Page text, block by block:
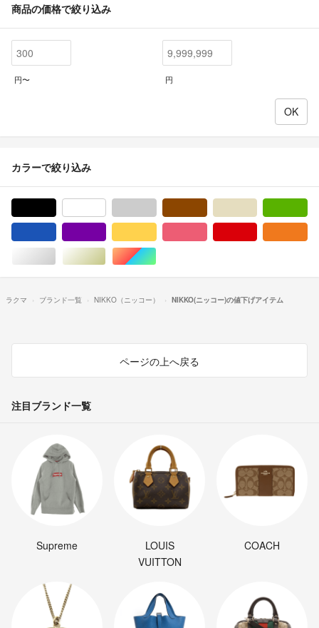
商品の価格で絞り込み
円〜 円
カラーで絞り込み
シルバー/銀色系ゴールド/金色系マルチカラー
ラクマ ブランド一覧 NIKKO（ニッコー） NIKKO(ニッコー)の値下げアイテム
ページの上へ戻る
注目ブランド一覧
Supreme
LOUIS
VUITTON
COACH